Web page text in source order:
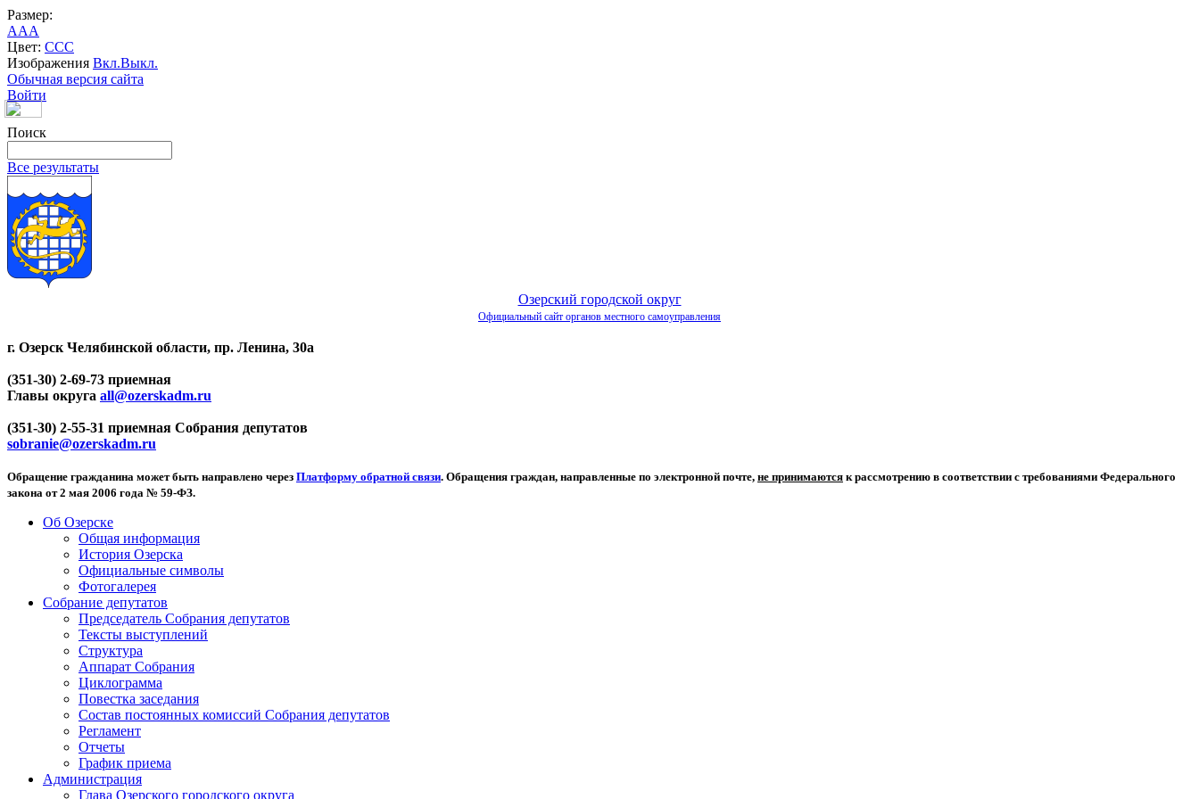
Размер:
AAA
Цвет: CCC
Изображения Вкл.Выкл.
Обычная версия сайта
Войти
Поиск
Все результаты
Озерский городской округ
Официальный сайт органов местного самоуправления
г. Озерск Челябинской области, пр. Ленина, 30а
(351-30) 2-69-73 приемная
Главы округа all@ozerskadm.ru
(351-30) 2-55-31 приемная Собрания депутатов
sobranie@ozerskadm.ru
Обращение гражданина может быть направлено через Платформу обратной связи. Обращения граждан, направленные по электронной почте, не принимаются к рассмотрению в соответствии с требованиями Федерального
закона от 2 мая 2006 года № 59-ФЗ.
Об Озерске
Общая информация
История Озерска
Официальные символы
Фотогалерея
Собрание депутатов
Председатель Собрания депутатов
Тексты выступлений
Структура
Аппарат Собрания
Циклограмма
Повестка заседания
Состав постоянных комиссий Собрания депутатов
Регламент
Отчеты
График приема
Администрация
Глава Озерского городского округа